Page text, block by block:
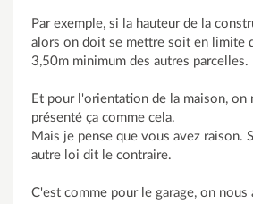
Par exemple, si la hauteur de la
alors on doit se mettre soit en limite
3,50m minimum des autres parcelles.
Et pour l'orientation de la maison, on
présenté ça comme cela.
Mais je pense que vous avez raison.
autre loi dit le contraire.
C'est comme pour le garage, on nous